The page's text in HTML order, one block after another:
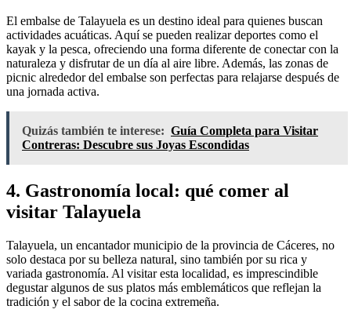
El embalse de Talayuela es un destino ideal para quienes buscan
actividades acuáticas. Aquí se pueden realizar deportes como el
kayak y la pesca, ofreciendo una forma diferente de conectar con la
naturaleza y disfrutar de un día al aire libre. Además, las zonas de
picnic alrededor del embalse son perfectas para relajarse después de
una jornada activa.
Quizás también te interese: Guía Completa para Visitar
Contreras: Descubre sus Joyas Escondidas
4. Gastronomía local: qué comer al
visitar Talayuela
Talayuela, un encantador municipio de la provincia de Cáceres, no
solo destaca por su belleza natural, sino también por su rica y
variada gastronomía. Al visitar esta localidad, es imprescindible
degustar algunos de sus platos más emblemáticos que reflejan la
tradición y el sabor de la cocina extremeña.